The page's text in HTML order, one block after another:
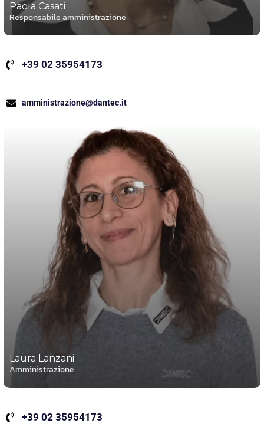
Paola Casati
Responsabile amministrazione
+39 02 35954173
amministrazione@dantec.it
Laura Lanzani
Amministrazione
+39 02 35954173